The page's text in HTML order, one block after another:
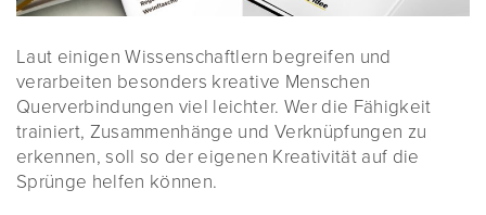
Laut einigen Wissenschaftlern begreifen und
verarbeiten besonders kreative Menschen
Querverbindungen viel leichter. Wer die Fähigkeit
trainiert, Zusammenhänge und Verknüpfungen zu
erkennen, soll so der eigenen Kreativität auf die
Sprünge helfen können.